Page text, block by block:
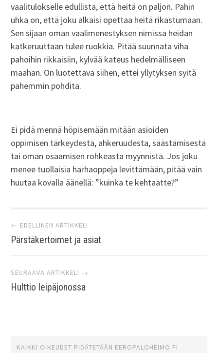
vaalitulokselle edullista, että heitä on paljon. Pahin
uhka on, että joku alkaisi opettaa heitä rikastumaan.
Sen sijaan oman vaalimenestyksen nimissä heidän
katkeruuttaan tulee ruokkia. Pitää suunnata viha
pahoihin rikkaisiin, kylvää kateus hedelmälliseen
maahan. On luotettava siihen, ettei yllytyksen syitä
pahemmin pohdita.
Ei pidä mennä höpisemään mitään asioiden
oppimisen tärkeydestä, ahkeruudesta, säästämisestä
tai oman osaamisen rohkeasta myynnistä. Jos joku
menee tuollaisia harhaoppeja levittämään, pitää vain
huutaa kovalla äänellä: ”kuinka te kehtaatte?”
Artikkelien
selaus
← EDELLINEN ARTIKKELI
Pärstäkertoimet ja asiat
SEURAAVA ARTIKKELI →
Hulttio leipäjonossa
KAIKKI OIKEUDET PIDÄTETÄÄN EEROPALOHEIMO.FI